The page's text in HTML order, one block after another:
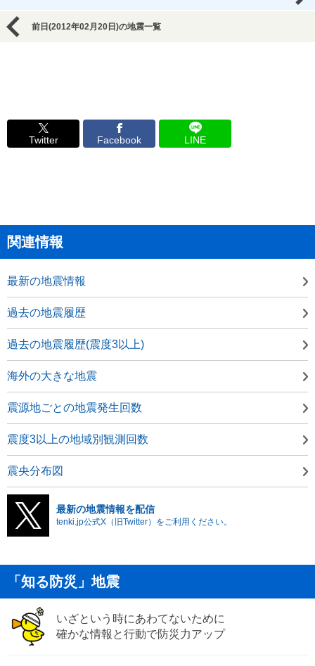
前日(2012年02月20日)の地震一覧
Twitter Facebook LINE
関連情報
最新の地震情報
過去の地震履歴
過去の地震履歴(震度3以上)
海外の大きな地震
震源地ごとの地震発生回数
震度3以上の地域別観測回数
震央分布図
最新の地震情報を配信
tenki.jp公式X（旧Twitter）をご利用ください。
「知る防災」地震
いざという時にあわてないために
確かな情報と行動で防災力アップ